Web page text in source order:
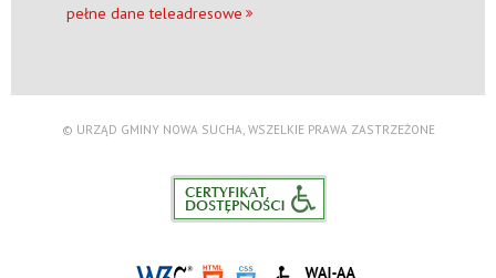
pełne dane teleadresowe
© URZĄD GMINY NOWA SUCHA, WSZELKIE PRAWA ZASTRZEŻONE